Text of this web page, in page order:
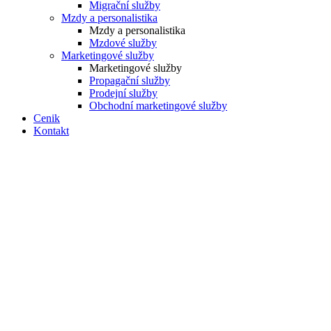
Migrační služby
Mzdy a personalistika
Mzdy a personalistika
Mzdové služby
Marketingové služby
Marketingové služby
Propagační služby
Prodejní služby
Obchodní marketingové služby
Cenik
Kontakt